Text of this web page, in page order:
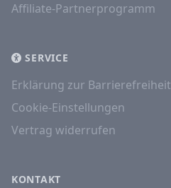
Affiliate-Partnerprogramm
SERVICE
Erklärung zur Barrierefreiheit
Cookie-Einstellungen
Vertrag widerrufen
KONTAKT